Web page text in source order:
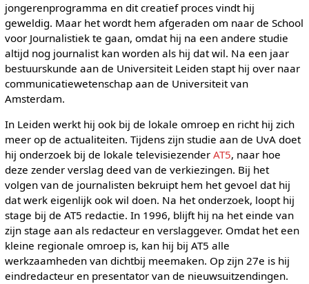
jongerenprogramma en dit creatief proces vindt hij
geweldig. Maar het wordt hem afgeraden om naar de School
voor Journalistiek te gaan, omdat hij na een andere studie
altijd nog journalist kan worden als hij dat wil. Na een jaar
bestuurskunde aan de Universiteit Leiden stapt hij over naar
communicatiewetenschap aan de Universiteit van
Amsterdam.
In Leiden werkt hij ook bij de lokale omroep en richt hij zich
meer op de actualiteiten. Tijdens zijn studie aan de UvA doet
hij onderzoek bij de lokale televisiezender AT5, naar hoe
deze zender verslag deed van de verkiezingen. Bij het
volgen van de journalisten bekruipt hem het gevoel dat hij
dat werk eigenlijk ook wil doen. Na het onderzoek, loopt hij
stage bij de AT5 redactie. In 1996, blijft hij na het einde van
zijn stage aan als redacteur en verslaggever. Omdat het een
kleine regionale omroep is, kan hij bij AT5 alle
werkzaamheden van dichtbij meemaken. Op zijn 27e is hij
eindredacteur en presentator van de nieuwsuitzendingen.